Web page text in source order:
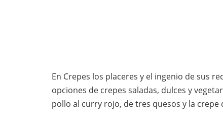
En Crepes los placeres y el ingenio de sus
opciones de crepes saladas, dulces y
pollo al curry rojo, de tres quesos y la